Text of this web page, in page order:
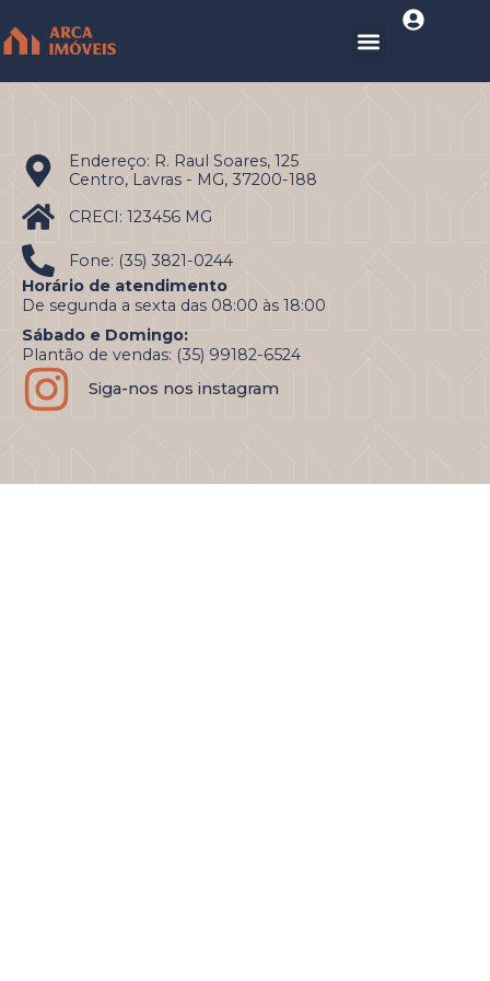
Endereço: R. Raul Soares, 125
Centro, Lavras - MG, 37200-188
CRECI: 123456 MG
Fone: (35) 3821-0244
Horário de atendimento
De segunda a sexta das 08:00 às 18:00
Sábado e Domingo:
Plantão de vendas: (35) 99182-6524
Siga-nos nos instagram